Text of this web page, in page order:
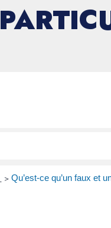
> Qu’est-ce qu’un faux et